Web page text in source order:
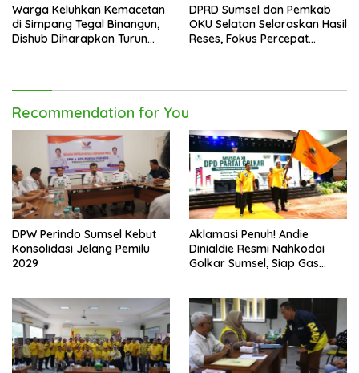
Warga Keluhkan Kemacetan
di Simpang Tegal Binangun,
Dishub Diharapkan Turun
DPRD Sumsel dan Pemkab
OKU Selatan Selaraskan Hasil
Reses, Fokus Percepat
Recommendation for You
DPW Perindo Sumsel Kebut
Konsolidasi Jelang Pemilu
2029
Aklamasi Penuh! Andie
Dinialdie Resmi Nahkodai
Golkar Sumsel, Siap Gas